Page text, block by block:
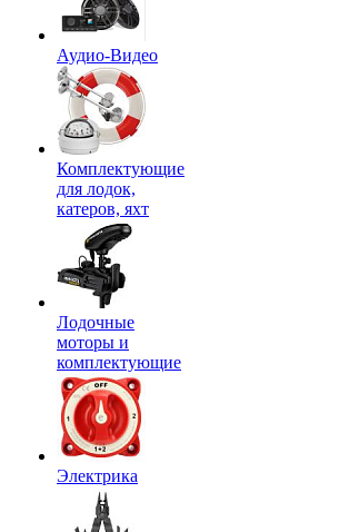
Аудио-Видео
Комплектующие
для лодок,
катеров, яхт
Лодочные
моторы и
комплектующие
Электрика